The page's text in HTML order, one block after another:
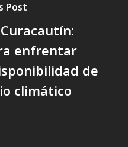
Post
enfrentar
de
climático